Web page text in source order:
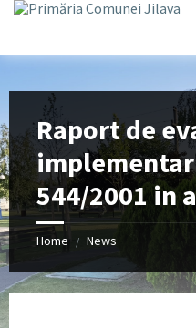
Raport de
544/2001 in
Home / News